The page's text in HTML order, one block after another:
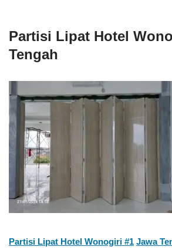
Partisi Lipat Hotel
Tengah
Partisi Lipat Hotel Wonogiri #1 Jawa